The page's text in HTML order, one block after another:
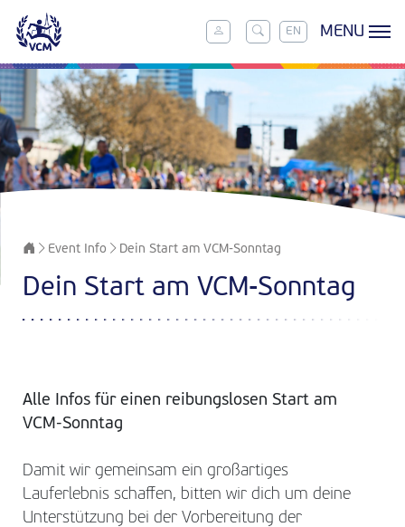
EN MENU
Event Info Dein Start am VCM-Sonntag
Dein Start am VCM-Sonntag
Alle Infos für einen reibungslosen Start am
VCM-Sonntag
Damit wir gemeinsam ein großartiges
Lauferlebnis schaffen, bitten wir dich um deine
Unterstützung bei der Vorbereitung der